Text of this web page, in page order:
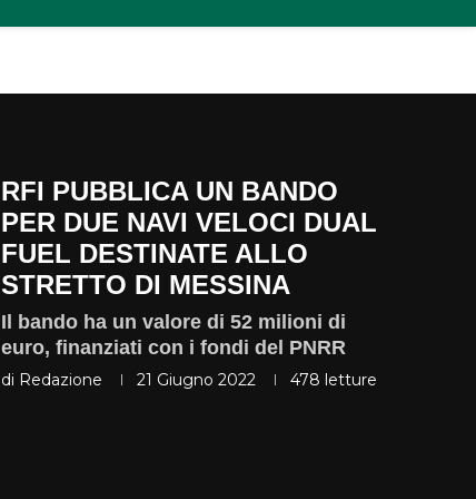
RFI PUBBLICA UN BANDO
PER DUE NAVI VELOCI DUAL
FUEL DESTINATE ALLO
STRETTO DI MESSINA
Il bando ha un valore di 52 milioni di
euro, finanziati con i fondi del PNRR
di Redazione 21 Giugno 2022 478 letture